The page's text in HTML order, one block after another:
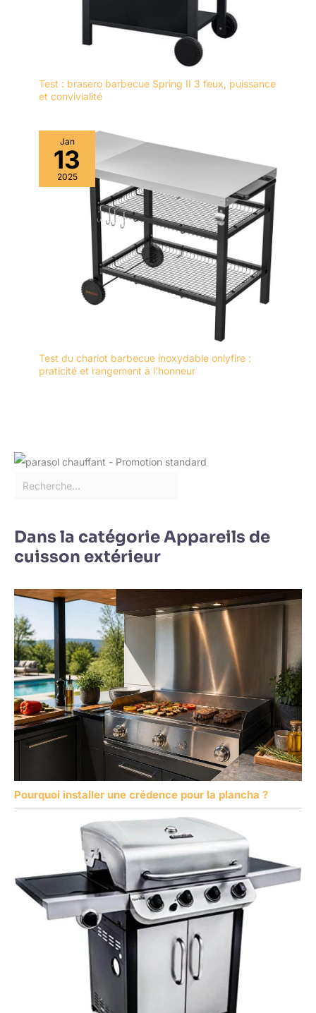
Test : brasero barbecue Spring II 3 feux, puissance
et convivialité
Jan
13
2025
Test du chariot barbecue inoxydable onlyfire :
praticité et rangement à l’honneur
Dans la catégorie Appareils de
cuisson extérieur
Pourquoi installer une crédence pour la plancha ?